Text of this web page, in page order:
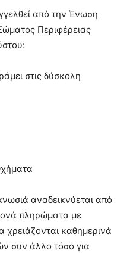
από την Ένωση
Περιφέρειας
στις δύσκολη
αναδεικνύεται από
πληρώματα με
χρειάζονται καθημερινά
συν άλλο τόσο για